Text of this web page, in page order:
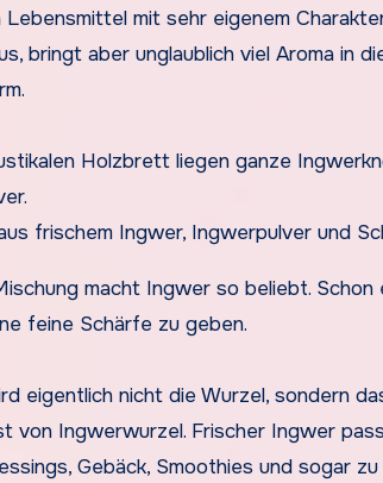
Lebensmittel mit sehr eigenem
bringt aber unglaublich viel Aroma in
frischem Ingwer, Ingwerpulver und
macht Ingwer so beliebt.
feine Schärfe zu geben.
eigentlich nicht die Wurzel, sondern
von Ingwerwurzel. Frischer Ingwer
Gebäck, Smoothies und sogar